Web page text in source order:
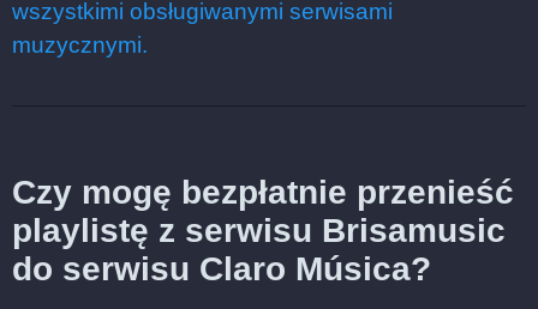
wszystkimi obsługiwanymi serwisami
muzycznymi.
Czy mogę bezpłatnie przenieść
playlistę z serwisu Brisamusic
do serwisu Claro Música?